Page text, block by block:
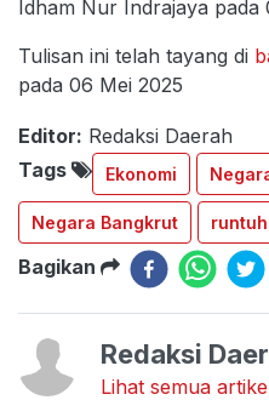
Idham Nur Indrajaya pada
Tulisan ini telah tayang di
pada 06 Mei 2025
Editor: Redaksi Daerah
Tags
Ekonomi
Negara Bangkrut runtuh
Bagikan
Redaksi
Lihat semua